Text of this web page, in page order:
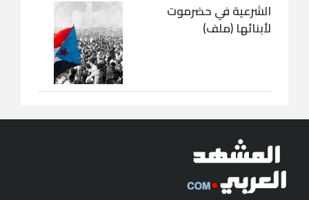
الشرعية في حضرموت
لأبنائها (ملف)